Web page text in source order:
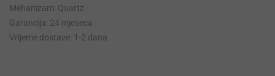
Mehanizam: Quartz
Garancija: 24 mjeseca
Vrijeme dostave: 1-2 dana